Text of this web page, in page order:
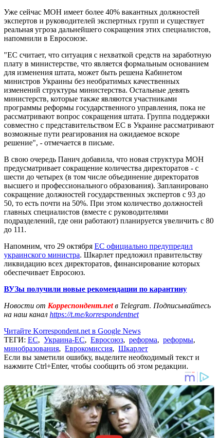
Уже сейчас МОН имеет более 40% вакантных должностей
экспертов и руководителей экспертных групп и существует
реальная угроза дальнейшего сокращения этих специалистов,
напомнили в Евросоюзе.
"ЕС считает, что ситуация с нехваткой средств на заработную
плату в министерстве, что является формальным основанием
для изменения штата, может быть решена Кабинетом
министров Украины без необратимых качественных
изменений структуры министерства. Остальные девять
министерств, которые также являются участниками
программы реформы государственного управления, пока не
рассматривают вопрос сокращения штата. Группа поддержки
совместно с представительством ЕС в Украине рассматривают
возможные пути реагирования на ожидаемое вскоре
решение", - отмечается в письме.
В свою очередь Панич добавила, что новая структура МОН
предусматривает сокращение количества директоратов - с
шести до четырех (в том числе объединение директоратов
высшего и профессионального образования). Запланировано
сокращение должностей государственных экспертов с 93 до
50, то есть почти на 50%. При этом количество должностей
главных специалистов (вместе с руководителями
подразделений, где они работают) планируется увеличить с 80
до 111.
Напомним, что 29 октября ЕС официально предупредил
украинского министра. Шкарлет предложил правительству
ликвидацию всех директоратов, финансирование которых
обеспечивает Евросоюз.
ВУЗы получили новые рекомендации по карантину
Новости от Корреспондент.netв Telegram. Подписывайтесь
на наш канал https://t.me/korrespondentnet
Читайте Korrespondent.net в Google News
ТЕГИ: ЕС, Украина-ЕС, Евросоюз, реформа, реформы,
минобразования, Еврокомиссия, Шкарлет
Если вы заметили ошибку, выделите необходимый текст и
нажмите Ctrl+Enter, чтобы сообщить об этом редакции.